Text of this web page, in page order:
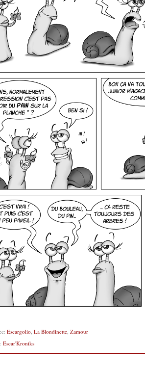
Escargolio, La Blondinette, Zamour
Escar'Kroniks